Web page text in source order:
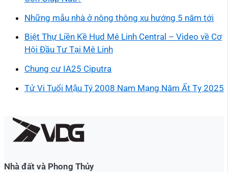
Những mẫu nhà ở nông thông xu hướng 5 năm tới
Biệt Thự Liền Kề Hud Mê Linh Central – Video về Cơ
Hội Đầu Tư Tại Mê Linh
Chung cư IA25 Ciputra
Tử Vi Tuổi Mậu Tý 2008 Nam Mạng Năm Ất Tỵ 2025
Nhà đất và Phong Thủy